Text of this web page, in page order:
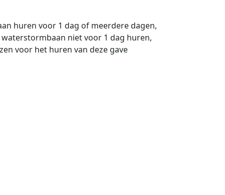
huren voor 1 dag of meerdere dagen,
niet voor 1 dag huren,
voor het huren van deze gave